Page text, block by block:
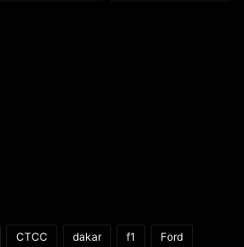
CTCC dakar f1 Ford